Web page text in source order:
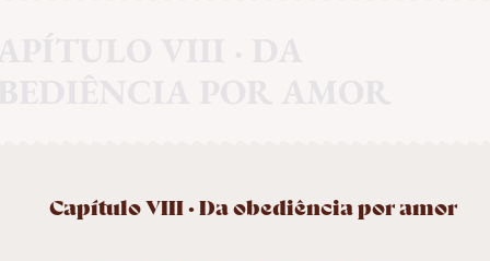
Capítulo VIII · Da obediência por amor